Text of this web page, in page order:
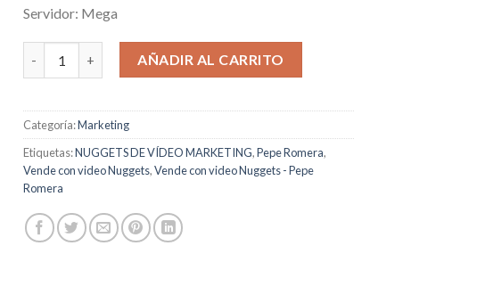
Servidor: Mega
Vende con video Nuggets cantidad
AÑADIR AL CARRITO
Categoría:Marketing
Etiquetas:NUGGETS DE VÍDEO MARKETING,Pepe Romera,
Vende con video Nuggets,Vende con video Nuggets - Pepe
Romera